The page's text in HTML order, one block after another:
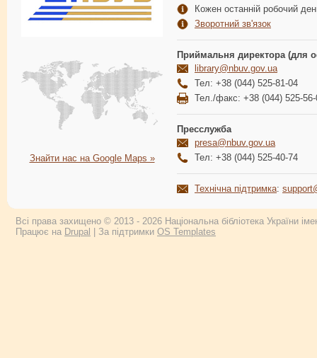
Знайти нас на Google Maps »
Кожен останній робочий
Зворотний зв'язок
Приймальня директора (для
library@nbuv.gov.ua
Тел: +38 (044) 525-81-04
Тел./факс: +38 (044) 525-56-
Пресслужба
presa@nbuv.gov.ua
Тел: +38 (044) 525-40-74
Технічна підтримка:
Всі права захищено © 2013 - 2026 Національна бібліотека України
Працює на Drupal | За підтримки OS Templates